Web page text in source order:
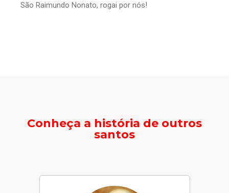
São Raimundo Nonato, rogai por nós!
Conheça a história de outros
santos